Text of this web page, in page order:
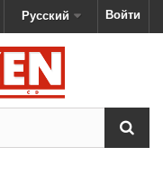
Войти
Русский